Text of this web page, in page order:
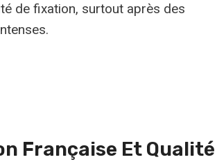
de fixation, surtout après des
Française Et Qualité